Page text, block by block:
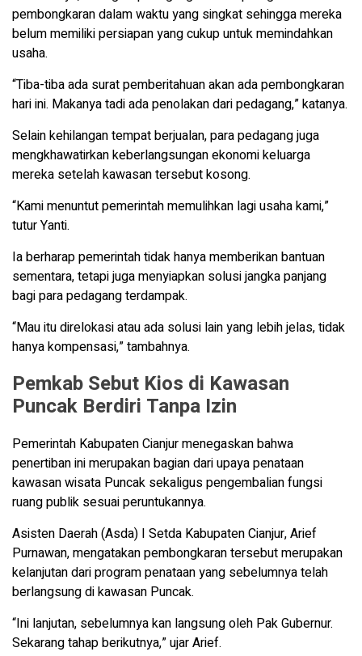
pembongkaran dalam waktu yang singkat sehingga mereka
belum memiliki persiapan yang cukup untuk memindahkan
usaha.
“Tiba-tiba ada surat pemberitahuan akan ada pembongkaran
hari ini. Makanya tadi ada penolakan dari pedagang,” katanya.
Selain kehilangan tempat berjualan, para pedagang juga
mengkhawatirkan keberlangsungan ekonomi keluarga
mereka setelah kawasan tersebut kosong.
“Kami menuntut pemerintah memulihkan lagi usaha kami,”
tutur Yanti.
Ia berharap pemerintah tidak hanya memberikan bantuan
sementara, tetapi juga menyiapkan solusi jangka panjang
bagi para pedagang terdampak.
“Mau itu direlokasi atau ada solusi lain yang lebih jelas, tidak
hanya kompensasi,” tambahnya.
Pemkab Sebut Kios di Kawasan
Puncak Berdiri Tanpa Izin
Pemerintah Kabupaten Cianjur menegaskan bahwa
penertiban ini merupakan bagian dari upaya penataan
kawasan wisata Puncak sekaligus pengembalian fungsi
ruang publik sesuai peruntukannya.
Asisten Daerah (Asda) I Setda Kabupaten Cianjur, Arief
Purnawan, mengatakan pembongkaran tersebut merupakan
kelanjutan dari program penataan yang sebelumnya telah
berlangsung di kawasan Puncak.
“Ini lanjutan, sebelumnya kan langsung oleh Pak Gubernur.
Sekarang tahap berikutnya,” ujar Arief.